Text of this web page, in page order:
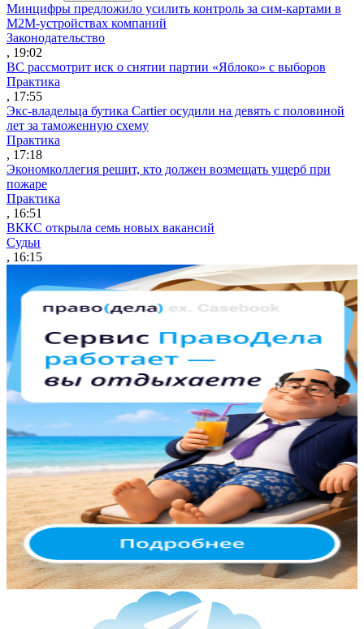
Минцифры предложило усилить контроль за сим-картами в
M2M-устройствах компаний
Законодательство
, 19:02
ВС рассмотрит иск о снятии партии «Яблоко» с выборов
Практика
, 17:55
Экс-владельца бутика Cartier осудили на девять с половиной
лет за таможенную схему
Практика
, 17:18
Экономколлегия решит, кто должен возмещать ущерб при
пожаре
Практика
, 16:51
ВККС открыла семь новых вакансий
Судьи
, 16:15